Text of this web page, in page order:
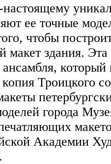
ее точные
чтобы
макет здания. Эта
который
Троицкого
города
Академии